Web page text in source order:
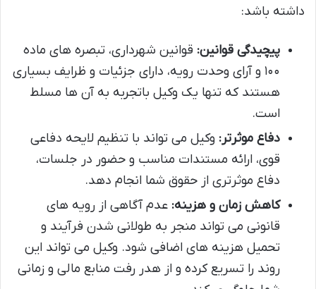
داشته باشد:
پیچیدگی قوانین: قوانین شهرداری، تبصره های ماده
۱۰۰ و آرای وحدت رویه، دارای جزئیات و ظرایف بسیاری
هستند که تنها یک وکیل باتجربه به آن ها مسلط
است.
دفاع موثرتر: وکیل می تواند با تنظیم لایحه دفاعی
قوی، ارائه مستندات مناسب و حضور در جلسات،
دفاع موثرتری از حقوق شما انجام دهد.
کاهش زمان و هزینه: عدم آگاهی از رویه های
قانونی می تواند منجر به طولانی شدن فرآیند و
تحمیل هزینه های اضافی شود. وکیل می تواند این
روند را تسریع کرده و از هدر رفت منابع مالی و زمانی